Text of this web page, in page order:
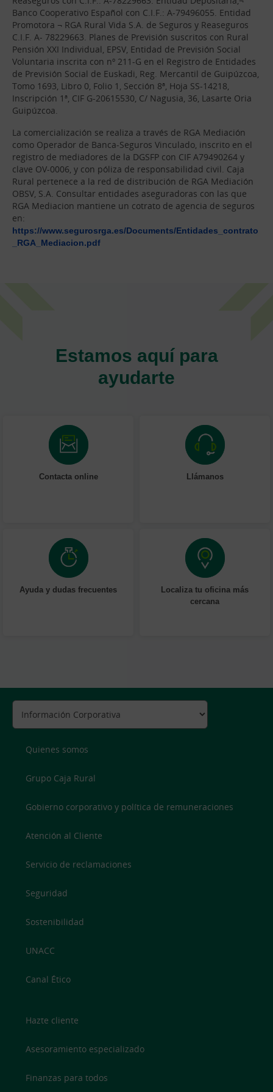
Banco Cooperativo Español con C.I.F.: A-79496055. Entidad
Promotora ¬ RGA Rural Vida S.A. de Seguros y Reaseguros
C.I.F. A- 78229663. Planes de Previsión suscritos con Rural
Pensión XXI Individual, EPSV, Entidad de Previsión Social
Voluntaria inscrita con nº 211-G en el Registro de Entidades
de Previsión Social de Euskadi, Reg. Mercantil de Guipúzcoa,
Tomo 1693, Libro 0, Folio 1, Sección 8ª, Hoja SS-14218,
Inscripción 1ª, CIF G-20615530, C/ Nagusia, 36, Lasarte Oria
Guipúzcoa.
La comercialización se realiza a través de RGA Mediación
como Operador de Banca-Seguros Vinculado, inscrito en el
registro de mediadores de la DGSFP con CIF A79490264 y
clave OV-0006, y con póliza de responsabilidad civil. Caja
Rural pertenece a la red de distribución de RGA Mediación
OBSV, S.A. Consultar entidades aseguradoras con las que
RGA Mediacion mantiene un cotrato de agencia de seguros
en:
https://www.segurosrga.es/Documents/Entidades_contrato
_RGA_Mediacion.pdf
Estamos aquí para
ayudarte
Contacta online Llámanos
Ayuda y dudas frecuentes
Localiza tu oficina más
cercana
Quienes somos
Grupo Caja Rural
Gobierno corporativo y política de remuneraciones
Atención al Cliente
Servicio de reclamaciones
Seguridad
Sostenibilidad
UNACC
Canal Ético
Hazte cliente
Asesoramiento especializado
Finanzas para todos